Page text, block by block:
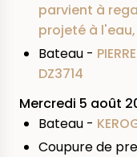
parvient à
projeté à
Bateau -
DZ3714
Mercredi 5 août
Bateau -
Coupure de